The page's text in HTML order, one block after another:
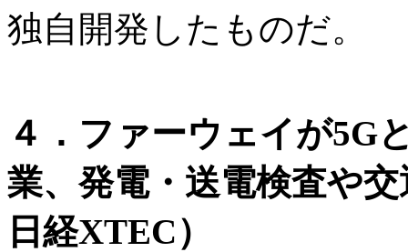
独自開発したものだ。
４．ファーウェイが5G
業、発電・送電検査や
日経XTEC）